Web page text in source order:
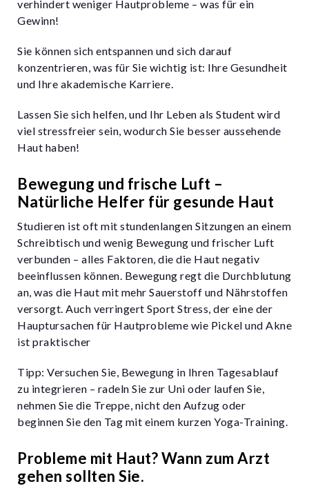
verhindert weniger Hautprobleme – was für ein
Gewinn!
Sie können sich entspannen und sich darauf
konzentrieren, was für Sie wichtig ist: Ihre Gesundheit
und Ihre akademische Karriere.
Lassen Sie sich helfen, und Ihr Leben als Student wird
viel stressfreier sein, wodurch Sie besser aussehende
Haut haben!
Bewegung und frische Luft –
Natürliche Helfer für gesunde Haut
Studieren ist oft mit stundenlangen Sitzungen an einem
Schreibtisch und wenig Bewegung und frischer Luft
verbunden – alles Faktoren, die die Haut negativ
beeinflussen können. Bewegung regt die Durchblutung
an, was die Haut mit mehr Sauerstoff und Nährstoffen
versorgt. Auch verringert Sport Stress, der eine der
Hauptursachen für Hautprobleme wie Pickel und Akne
ist praktischer
Tipp: Versuchen Sie, Bewegung in Ihren Tagesablauf
zu integrieren – radeln Sie zur Uni oder laufen Sie,
nehmen Sie die Treppe, nicht den Aufzug oder
beginnen Sie den Tag mit einem kurzen Yoga-Training.
Probleme mit Haut? Wann zum Arzt
gehen sollten Sie.